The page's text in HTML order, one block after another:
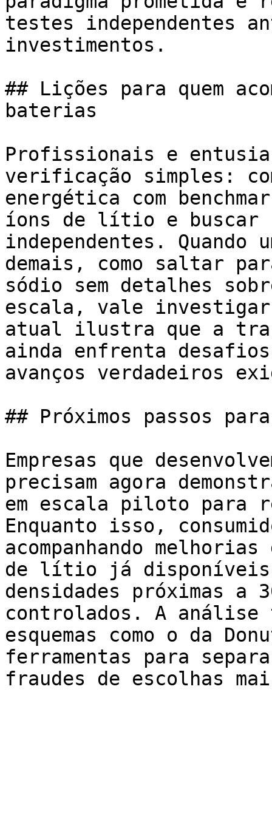
testes independentes
investimentos.
## Lições para quem
baterias
Profissionais e
verificação simples:
energética com
íons de lítio e buscar
independentes. Quando
demais, como saltar
sódio sem detalhes
escala, vale investigar
atual ilustra que a
ainda enfrenta
avanços verdadeiros
## Próximos passos
Empresas que
precisam agora
em escala piloto para
Enquanto isso,
acompanhando
de lítio já disponíveis
densidades próximas a
controlados. A análise
esquemas como o da
ferramentas para
fraudes de escolhas